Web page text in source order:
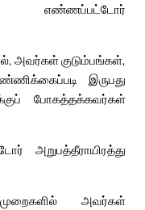
எண்ணப்பட்டோர்
அவர்கள் குடும்பங்கள்,
இருபது
போகத்தக்கவர்கள்
அறுபத்தீராயிரத்து
அவர்கள்